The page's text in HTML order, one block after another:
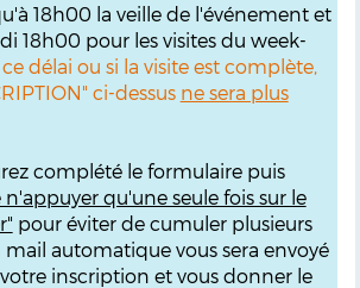
18h00 la veille de l'événement et
18h00 pour les visites du week-
délai ou si la visite est complète,
ci-dessus ne sera plus
complété le formulaire puis
qu'une seule fois sur le
pour éviter de cumuler plusieurs
automatique vous sera envoyé
inscription et vous donner le